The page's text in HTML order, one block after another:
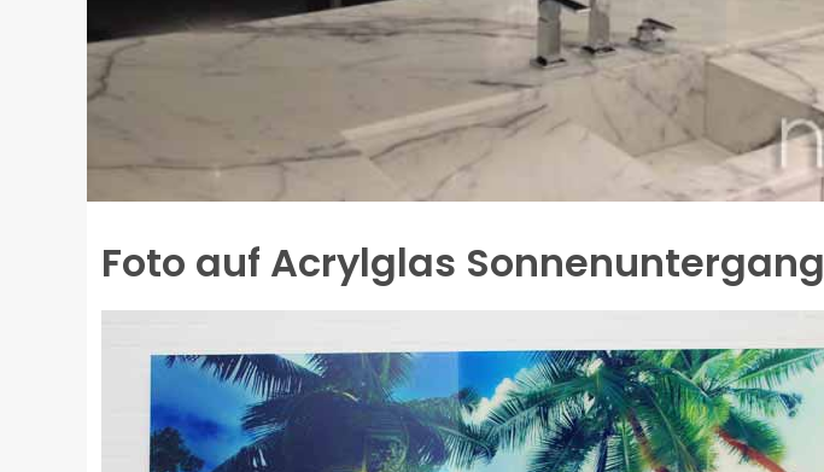
Foto auf Acrylglas Sonnenuntergang